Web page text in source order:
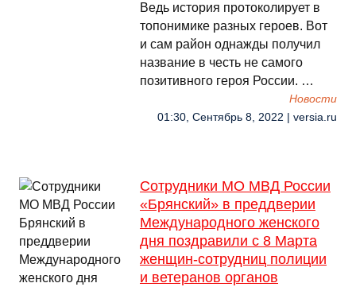
Ведь история протоколирует в
топонимике разных героев. Вот
и сам район однажды получил
название в честь не самого
позитивного героя России. …
Новости
01:30, Сентябрь 8, 2022 | versia.ru
Сотрудники МО МВД России
«Брянский» в преддверии
Международного женского
дня поздравили с 8 Марта
женщин-сотрудниц полиции
и ветеранов органов